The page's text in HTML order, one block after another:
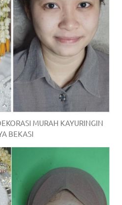
MURAH KAYURINGIN
BEKASI